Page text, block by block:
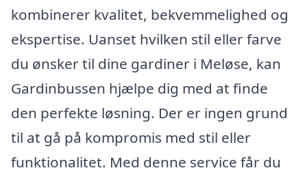
kombinerer kvalitet, bekvemmelighed og
ekspertise. Uanset hvilken stil eller farve
du ønsker til dine gardiner i Meløse, kan
Gardinbussen hjælpe dig med at finde
den perfekte løsning. Der er ingen grund
til at gå på kompromis med stil eller
funktionalitet. Med denne service får du